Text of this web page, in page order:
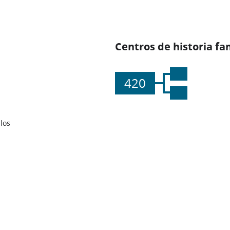
Centros de historia
420